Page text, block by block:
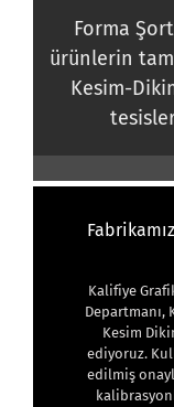
Forma Şort
ürünlerin
Kesim-
Kalifiye
Departmanı,
Kesim
ediyoruz.
edilmiş